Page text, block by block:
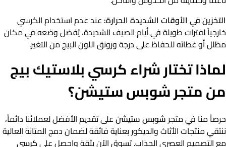
التخزين في الأوقات الشديدة الحرارة:عند عدم استخدام الكرسي
خارجياً لفترات طويلة في أيام الصيف الشديدة، يُفضل وضعه في مكان
مظلل أو غطائه للحفاظ على درجة ورونق اللون البيج من التغير.
لماذا تختار شراء كرسي بلاستيك بيج
من متجر شوبس ستيشن؟
حرصاً منا في متجرشوبس ستيشنعلى تقديم الأفضل لعملائنا دائماً،
ننتقي منتجات الأثاث والديكور بعناية فائقة لضمان دمج المتانة العالية
مع التصميم العصري الجذاب. تسوق الآن بثقة واحصل علىكرسي